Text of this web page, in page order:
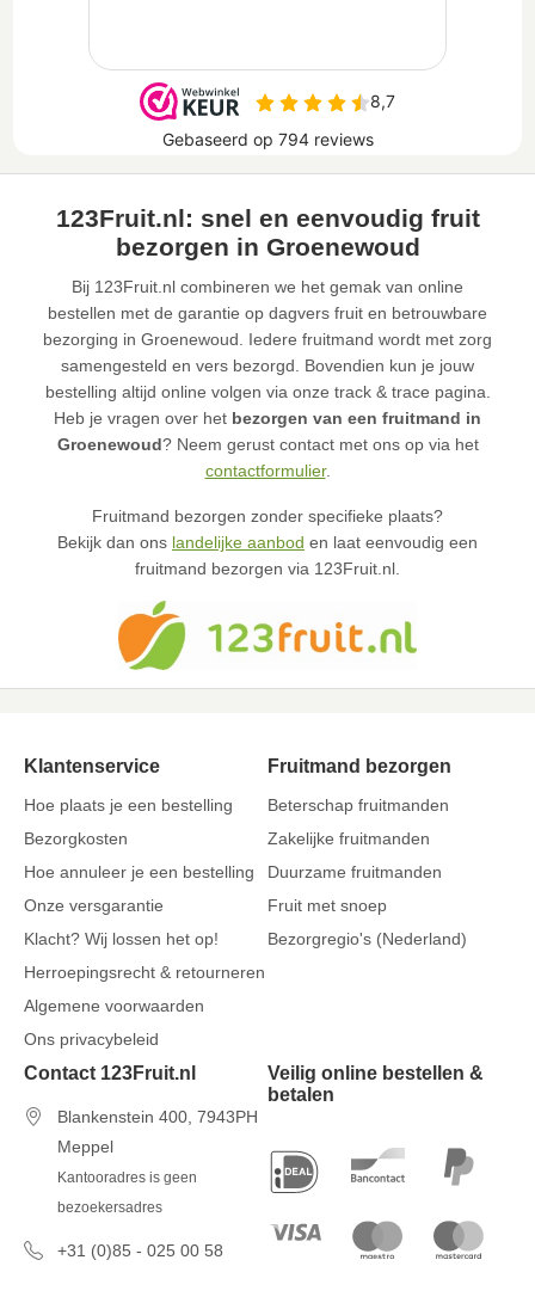
123Fruit.nl: snel en eenvoudig fruit
bezorgen in Groenewoud
Bij 123Fruit.nl combineren we het gemak van online
bestellen met de garantie op dagvers fruit en betrouwbare
bezorging in Groenewoud. Iedere fruitmand wordt met zorg
samengesteld en vers bezorgd. Bovendien kun je jouw
bestelling altijd online volgen via onze track & trace pagina.
Heb je vragen over het bezorgen van een fruitmand in
Groenewoud? Neem gerust contact met ons op via het
contactformulier.
Fruitmand bezorgen zonder specifieke plaats?
Bekijk dan ons landelijke aanbod en laat eenvoudig een
fruitmand bezorgen via 123Fruit.nl.
Klantenservice
Hoe plaats je een bestelling
Bezorgkosten
Hoe annuleer je een bestelling
Onze versgarantie
Klacht? Wij lossen het op!
Herroepingsrecht & retourneren
Algemene voorwaarden
Ons privacybeleid
Fruitmand bezorgen
Beterschap fruitmanden
Zakelijke fruitmanden
Duurzame fruitmanden
Fruit met snoep
Bezorgregio's (Nederland)
Contact 123Fruit.nl
Blankenstein 400, 7943PH
Meppel
Kantooradres is geen
bezoekersadres
+31 (0)85 - 025 00 58
Veilig online bestellen &
betalen